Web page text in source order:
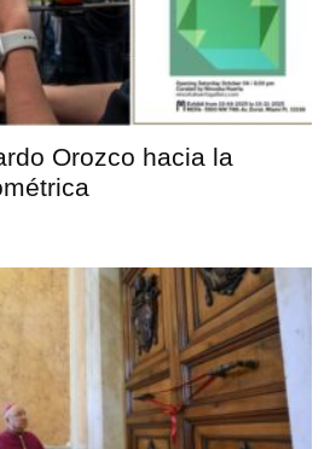
Orozco hacia la